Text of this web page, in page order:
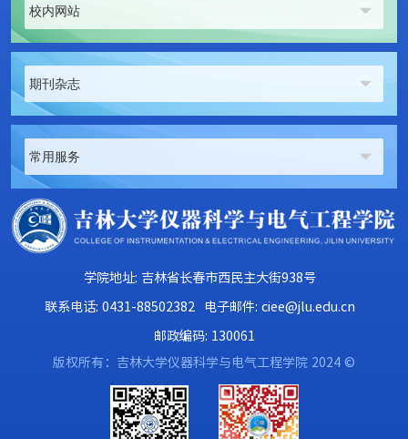
校内网站
期刊杂志
常用服务
学院地址: 吉林省长春市西民主大街938号
联系电话: 0431-88502382 电子邮件: ciee@jlu.edu.cn
邮政编码: 130061
版权所有：吉林大学仪器科学与电气工程学院 2024 ©